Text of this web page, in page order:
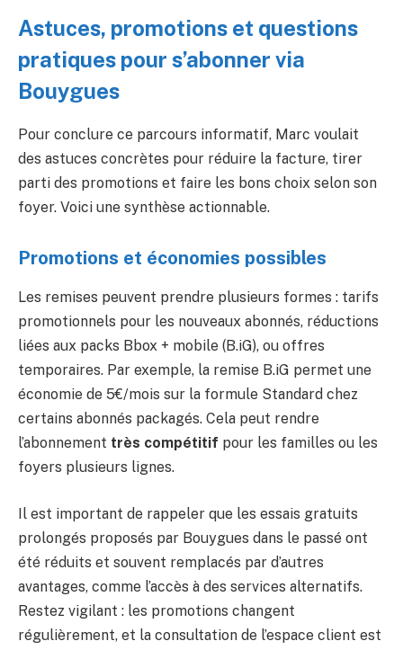
Astuces, promotions et questions
pratiques pour s’abonner via
Bouygues
Pour conclure ce parcours informatif, Marc voulait
des astuces concrètes pour réduire la facture, tirer
parti des promotions et faire les bons choix selon son
foyer. Voici une synthèse actionnable.
Promotions et économies possibles
Les remises peuvent prendre plusieurs formes : tarifs
promotionnels pour les nouveaux abonnés, réductions
liées aux packs Bbox + mobile (B.iG), ou offres
temporaires. Par exemple, la remise B.iG permet une
économie de 5€/mois sur la formule Standard chez
certains abonnés packagés. Cela peut rendre
l’abonnement très compétitif pour les familles ou les
foyers plusieurs lignes.
Il est important de rappeler que les essais gratuits
prolongés proposés par Bouygues dans le passé ont
été réduits et souvent remplacés par d’autres
avantages, comme l’accès à des services alternatifs.
Restez vigilant : les promotions changent
régulièrement, et la consultation de l’espace client est